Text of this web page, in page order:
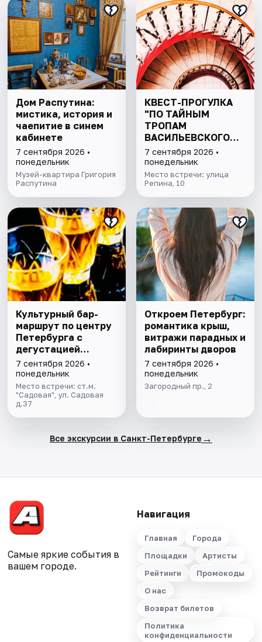
Дом Распутина:
мистика, история и
чаепитие в синем
кабинете
7 сентября 2026 •
понедельник
Музей-квартира Григория
Распутина
КВЕСТ-ПРОГУЛКА
"ПО ТАЙНЫМ
ТРОПАМ
ВАСИЛЬЕВСКОГО
ОСТРОВА"
7 сентября 2026 •
понедельник
Место встречи: улица
Репина, 10
Культурный бар-
маршрут по центру
Петербурга с
дегустацией
питерских настоек
7 сентября 2026 •
понедельник
Место встречи: ст.м.
"Садовая", ул. Садовая
д.37
Откроем Петербург:
романтика крыш,
витражи парадных и
лабиринты дворов
7 сентября 2026 •
понедельник
Загородный пр., 2
Все экскурсии в Санкт-Петербурге →
Самые яркие события в
вашем городе.
Навигация
Главная
Города
Площадки
Артисты
Рейтинги
Промокоды
О нас
Возврат билетов
Политика
конфиденциальности